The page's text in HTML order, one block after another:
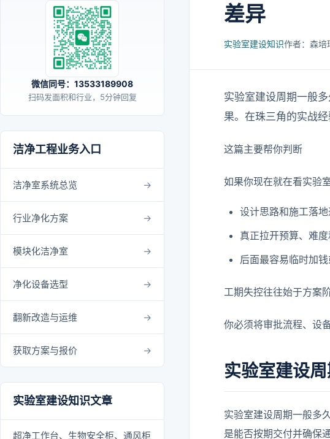
微信同号：13533189908
扫码发面积和行业，5分钟回复
洁净工程业务入口
洁净室系统总览
行业净化方案
模块化洁净室
净化设备选型
翻新改造与运维
获取方案与报价
实验室建设知识文章
超净工作台、生物安全柜、通风柜
差异
实验室建设知识作者：森培
实验室建设周期一般
果。在珠三角的实战
这篇主要帮你判断
如果你现在就在看实验
设计思路和施工落
真正拉开预算、难
后面最容易临时加
工期失控往往始于方案
你必须将审批流程、设
实验室建设
实验室建设周期一般多
是能否按期交付并确保